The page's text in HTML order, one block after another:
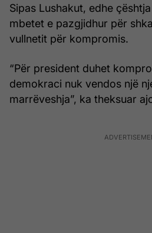
Sipas Lushakut, edhe
mbetet e pazgjidhur për
vullnetit për kompromis.
“Për president duhet
demokraci nuk vendos një
marrëveshja”, ka theksuar